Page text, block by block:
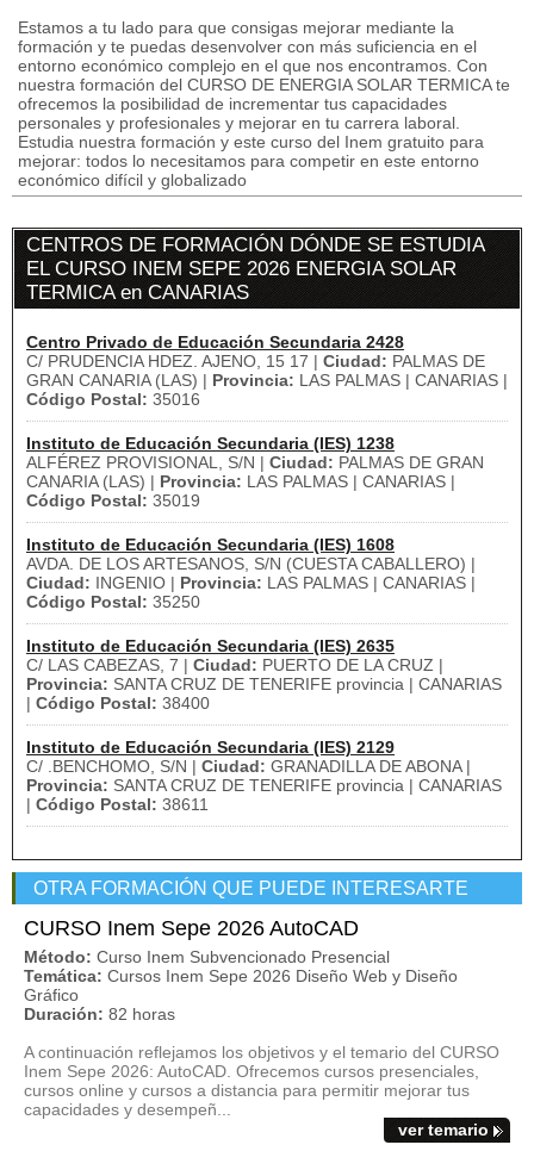
Estamos a tu lado para que consigas mejorar mediante la
formación y te puedas desenvolver con más suficiencia en el
entorno económico complejo en el que nos encontramos. Con
nuestra formación del CURSO DE ENERGIA SOLAR TERMICA te
ofrecemos la posibilidad de incrementar tus capacidades
personales y profesionales y mejorar en tu carrera laboral.
Estudia nuestra formación y este curso del Inem gratuito para
mejorar: todos lo necesitamos para competir en este entorno
económico difícil y globalizado
CENTROS DE FORMACIÓN DÓNDE SE ESTUDIA
EL CURSO INEM SEPE 2026 ENERGIA SOLAR
TERMICA en CANARIAS
Centro Privado de Educación Secundaria 2428
C/ PRUDENCIA HDEZ. AJENO, 15 17 | Ciudad: PALMAS DE
GRAN CANARIA (LAS) | Provincia: LAS PALMAS | CANARIAS |
Código Postal: 35016
Instituto de Educación Secundaria (IES) 1238
ALFÉREZ PROVISIONAL, S/N | Ciudad: PALMAS DE GRAN
CANARIA (LAS) | Provincia: LAS PALMAS | CANARIAS |
Código Postal: 35019
Instituto de Educación Secundaria (IES) 1608
AVDA. DE LOS ARTESANOS, S/N (CUESTA CABALLERO) |
Ciudad: INGENIO | Provincia: LAS PALMAS | CANARIAS |
Código Postal: 35250
Instituto de Educación Secundaria (IES) 2635
C/ LAS CABEZAS, 7 | Ciudad: PUERTO DE LA CRUZ |
Provincia: SANTA CRUZ DE TENERIFE provincia | CANARIAS
| Código Postal: 38400
Instituto de Educación Secundaria (IES) 2129
C/ .BENCHOMO, S/N | Ciudad: GRANADILLA DE ABONA |
Provincia: SANTA CRUZ DE TENERIFE provincia | CANARIAS
| Código Postal: 38611
OTRA FORMACIÓN QUE PUEDE INTERESARTE
CURSO Inem Sepe 2026 AutoCAD
Método: Curso Inem Subvencionado Presencial
Temática: Cursos Inem Sepe 2026 Diseño Web y Diseño
Gráfico
Duración: 82 horas
A continuación reflejamos los objetivos y el temario del CURSO
Inem Sepe 2026: AutoCAD. Ofrecemos cursos presenciales,
cursos online y cursos a distancia para permitir mejorar tus
capacidades y desempeñ...
ver temario